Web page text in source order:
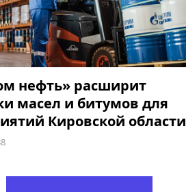
нефть» расширит
масел и битумов для
Кировской области